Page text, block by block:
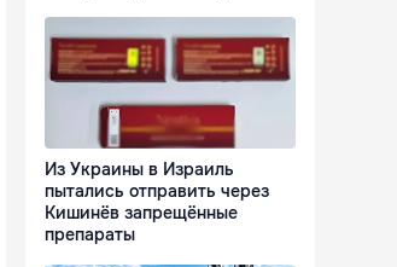
Из Украины в Израиль
пытались отправить через
Кишинёв запрещённые
препараты